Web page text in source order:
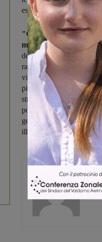
eseguiti dagli organi di
"Quello che è certo, è
miglioramento e
della Leccarda, ma in
raccolta a Pietraviva.
videocamere di
più remoti, sprovvisti di
strada verso la Colonna
porremo ulteriori
gestiremo assieme a Sei
illegalità grazie agli